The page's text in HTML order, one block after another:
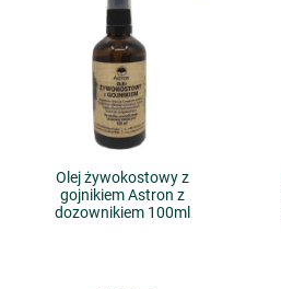
Olej żywokostowy z
gojnikiem Astron z
dozownikiem 100ml